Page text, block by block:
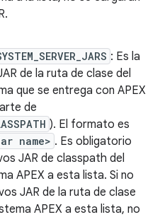
: Es la
de la ruta de clase del
que se entrega con APEX
de
). El formato es
name> . Es obligatorio
JAR de classpath del
APEX a esta lista. Si no
JAR de la ruta de clase
APEX a esta lista, no